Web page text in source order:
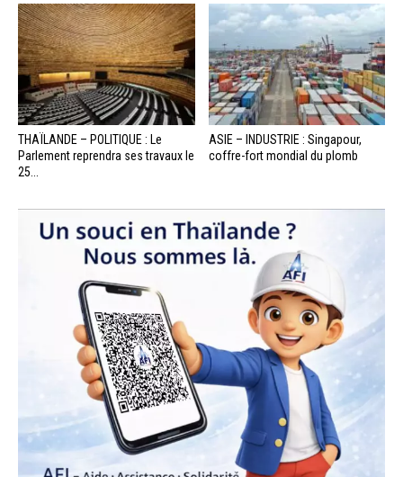
THAÏLANDE – POLITIQUE : Le
Parlement reprendra ses travaux le
25...
ASIE – INDUSTRIE : Singapour,
coffre-fort mondial du plomb